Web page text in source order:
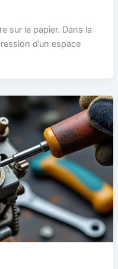
sur le papier. Dans la
d’un espace